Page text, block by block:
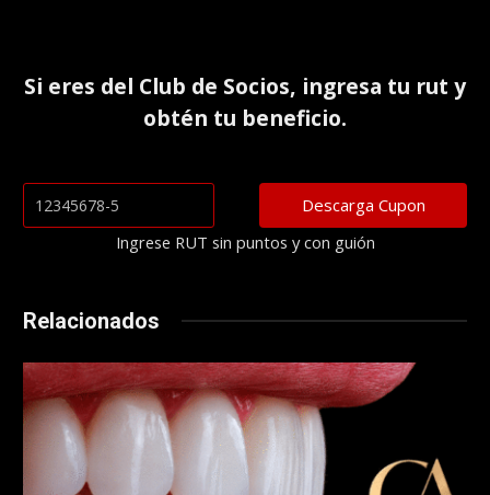
Si eres del Club de Socios, ingresa tu rut y
obtén tu beneficio.
Ingrese RUT sin puntos y con guión
Relacionados